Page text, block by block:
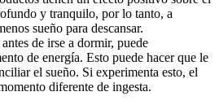
y tranquilo, por lo tanto, a
sueño para descansar.
de irse a dormir, puede
de energía. Esto puede hacer que le
el sueño. Si experimenta esto, el
diferente de ingesta.